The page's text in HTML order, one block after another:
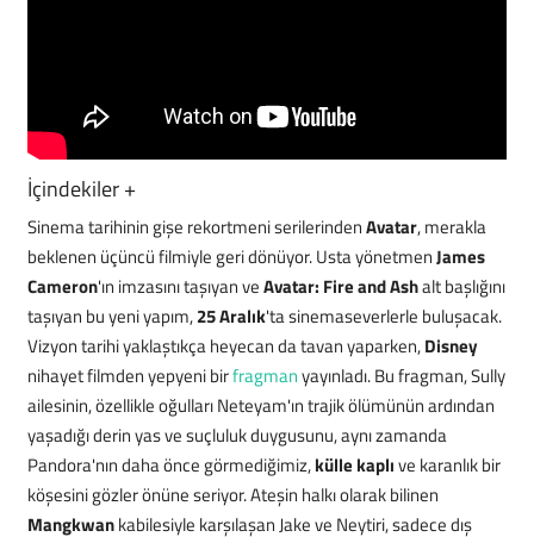
İçindekiler+
Sinema tarihinin gişe rekortmeni serilerindenAvatar, merakla
beklenen üçüncü filmiyle geri dönüyor. Usta yönetmenJames
Cameron'ın imzasını taşıyan veAvatar: Fire and Ashalt başlığını
taşıyan bu yeni yapım,25 Aralık'ta sinemaseverlerle buluşacak.
Vizyon tarihi yaklaştıkça heyecan da tavan yaparken,Disney
nihayet filmden yepyeni birfragmanyayınladı. Bu fragman, Sully
ailesinin, özellikle oğulları Neteyam'ın trajik ölümünün ardından
yaşadığı derin yas ve suçluluk duygusunu, aynı zamanda
Pandora'nın daha önce görmediğimiz,külle kaplıve karanlık bir
köşesini gözler önüne seriyor. Ateşin halkı olarak bilinen
Mangkwankabilesiyle karşılaşan Jake ve Neytiri, sadece dış